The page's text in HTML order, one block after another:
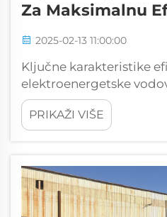
Za Maksimalnu
2025-02-13 11:00:00
Ključne karakteristike
elektroenergetske
strukturalne otpornosti
elektroenergetske
obezbeđivanje
godina. Kvalitetni
jednostavnog
energije...
PRIKAŽI VIŠE